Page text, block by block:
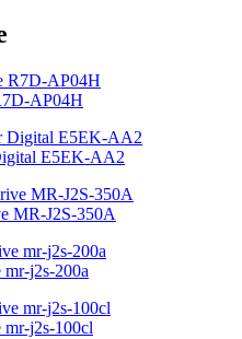
AP04H
E5EK-AA2
MR-J2S-350A
j2s-200a
j2s-100cl